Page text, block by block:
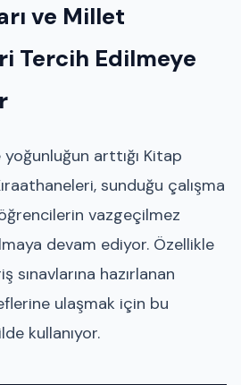
ve Millet
Tercih Edilmeye
arttığı Kitap
sunduğu çalışma
vazgeçilmez
devam ediyor. Özellikle
sınavlarına hazırlanan
ulaşmak için bu
kullanıyor.